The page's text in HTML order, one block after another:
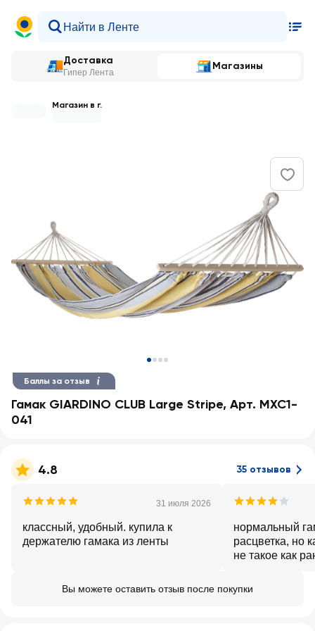
Доставка
Гипер Лента
Магазины
Магазин в г.
Баллы за отзыв
Гамак GIARDINO CLUB Large Stripe, Арт. MXC1-
041
4.8 35 отзывов
31 июля 2026
классный, удобный. купила к
держателю гамака из ленты
нормальный
расцветка, но
не такое как
Вы можете оставить отзыв после покупки